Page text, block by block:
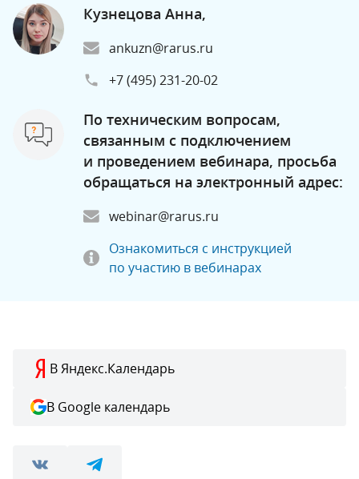
Кузнецова Анна,
ankuzn@rarus.ru
+7 (495) 231-20-02
По техническим вопросам,
связанным с подключением
и проведением вебинара, просьба
обращаться на электронный адрес:
webinar@rarus.ru
Ознакомиться с инструкцией
по участию в вебинарах
В Яндекс.Календарь
В Google календарь